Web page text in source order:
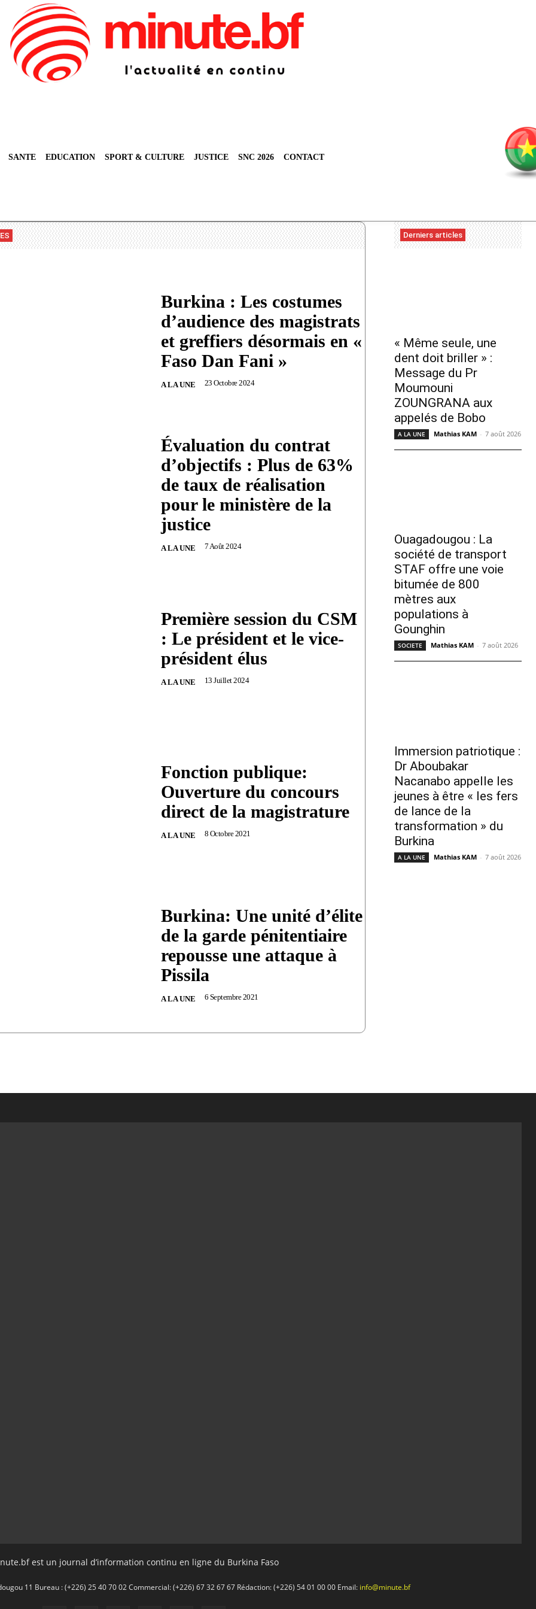
SANTE EDUCATION SPORT & CULTURE JUSTICE SNC 2026 CONTACT
Burkina : Les costumes
d’audience des magistrats
et greffiers désormais en «
Faso Dan Fani »
A LA UNE 23 Octobre 2024
Évaluation du contrat
d’objectifs : Plus de 63%
de taux de réalisation
pour le ministère de la
justice
A LA UNE 7 Août 2024
Première session du CSM
: Le président et le vice-
président élus
A LA UNE 13 Juillet 2024
Fonction publique:
Ouverture du concours
direct de la magistrature
A LA UNE 8 Octobre 2021
Burkina: Une unité d’élite
de la garde pénitentiaire
repousse une attaque à
Pissila
A LA UNE 6 Septembre 2021
Derniers articles
« Même seule, une
dent doit briller » :
Message du Pr
Moumouni
ZOUNGRANA aux
appelés de Bobo
A LA UNE Mathias KAM - 7 août 2026
Ouagadougou : La
société de transport
STAF offre une voie
bitumée de 800
mètres aux
populations à
Gounghin
SOCIETE Mathias KAM - 7 août 2026
Immersion patriotique :
Dr Aboubakar
Nacanabo appelle les
jeunes à être « les fers
de lance de la
transformation » du
Burkina
A LA UNE Mathias KAM - 7 août 2026
est un journal d’information continu en ligne du Burkina Faso
11 Bureau : (+226) 25 40 70 02 Commercial: (+226) 67 32 67 67 Rédaction: (+226) 54 01 00 00 Email: info@minute.bf